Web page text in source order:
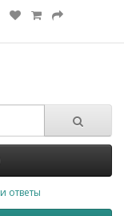
ответы